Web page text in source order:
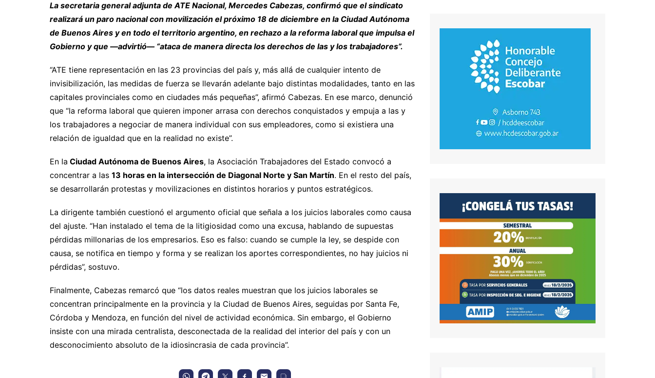
La secretaria general adjunta de ATE Nacional, Mercedes Cabezas, confirmó que el sindicato
realizará un paro nacional con movilización el próximo 18 de diciembre en la Ciudad Autónoma
de Buenos Aires y en todo el territorio argentino, en rechazo a la reforma laboral que impulsa el
Gobierno y que —advirtió— “ataca de manera directa los derechos de las y los trabajadores”.
“ATE tiene representación en las 23 provincias del país y, más allá de cualquier intento de
invisibilización, las medidas de fuerza se llevarán adelante bajo distintas modalidades, tanto en las
capitales provinciales como en ciudades más pequeñas”, afirmó Cabezas. En ese marco, denunció
que “la reforma laboral que quieren imponer arrasa con derechos conquistados y empuja a las y
los trabajadores a negociar de manera individual con sus empleadores, como si existiera una
relación de igualdad que en la realidad no existe”.
En la Ciudad Autónoma de Buenos Aires, la Asociación Trabajadores del Estado convocó a
concentrar a las 13 horas en la intersección de Diagonal Norte y San Martín. En el resto del país,
se desarrollarán protestas y movilizaciones en distintos horarios y puntos estratégicos.
La dirigente también cuestionó el argumento oficial que señala a los juicios laborales como causa
del ajuste. “Han instalado el tema de la litigiosidad como una excusa, hablando de supuestas
pérdidas millonarias de los empresarios. Eso es falso: cuando se cumple la ley, se despide con
causa, se notifica en tiempo y forma y se realizan los aportes correspondientes, no hay juicios ni
pérdidas”, sostuvo.
Finalmente, Cabezas remarcó que “los datos reales muestran que los juicios laborales se
concentran principalmente en la provincia y la Ciudad de Buenos Aires, seguidas por Santa Fe,
Córdoba y Mendoza, en función del nivel de actividad económica. Sin embargo, el Gobierno
insiste con una mirada centralista, desconectada de la realidad del interior del país y con un
desconocimiento absoluto de la idiosincrasia de cada provincia”.